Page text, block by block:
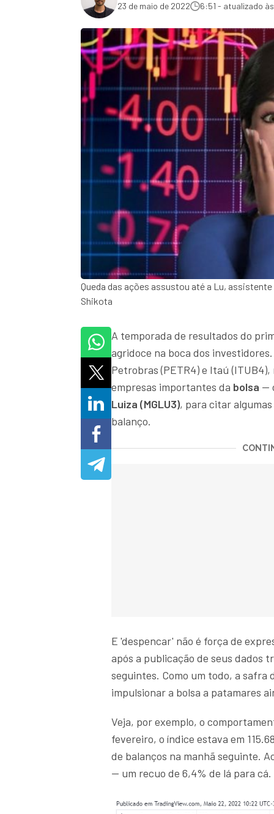
23 de maio de 2022 6:51 - atualizado
Queda das ações assustou até a Lu,
Shikota
A temporada de resultados do
agridoce na boca dos
Petrobras (PETR4) e Itaú
empresas importantes da bolsa —
Luiza (MGLU3), para citar
balanço.
E 'despencar' não é força de
após a publicação de seus dados
seguintes. Como um todo, a safra
impulsionar a bolsa a patamares
Veja, por exemplo, o
fevereiro, o índice estava em
de balanços na manhã seguinte.
— um recuo de 6,4% de lá para cá.